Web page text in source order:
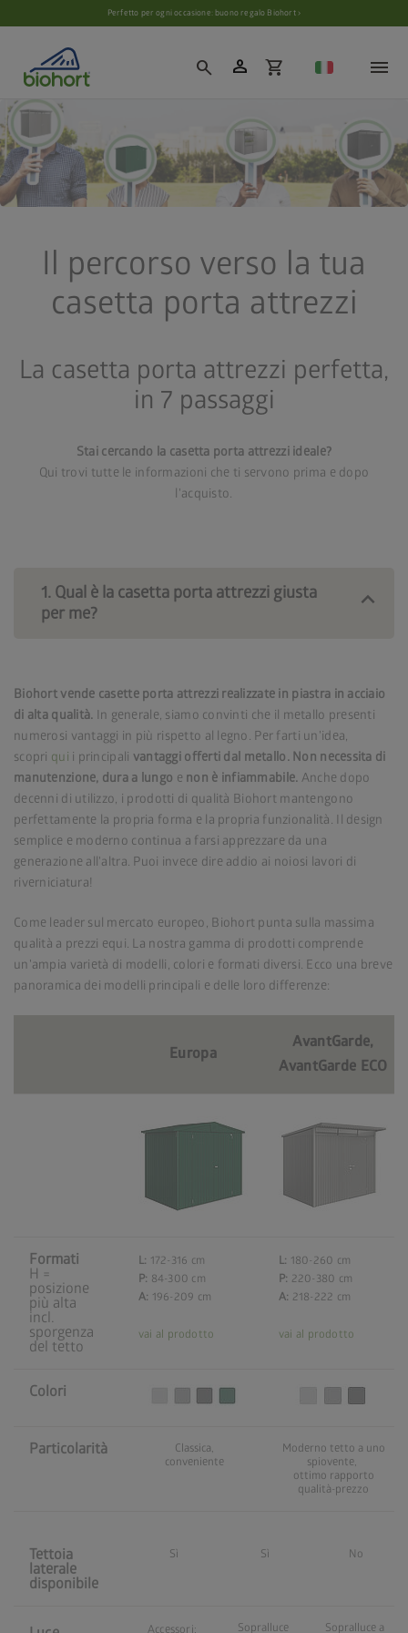
Impostazioni cookiePerfetto per ogni occasione: buono regalo Biohort ›
search person shopping_cart
Il percorso verso la tua
casetta porta attrezzi
La casetta porta attrezzi perfetta,
in 7 passaggi
Stai cercando la casetta porta attrezzi ideale?
Qui trovi tutte le informazioni che ti servono prima e dopo
l'acquisto.
1. Qual è la casetta porta attrezzi giusta
per me?
Biohort vende casette porta attrezzi realizzate in piastra in acciaio
di alta qualità. In generale, siamo convinti che il metallo presenti
numerosi vantaggi in più rispetto al legno. Per farti un'idea,
scopri qui i principali vantaggi offerti dal metallo.Non necessita di
manutenzione, dura a lungo e non è infiammabile. Anche dopo
decenni di utilizzo, i prodotti di qualità Biohort mantengono
perfettamente la propria forma e la propria funzionalità. Il design
semplice e moderno continua a farsi apprezzare da una
generazione all'altra. Puoi invece dire addio ai noiosi lavori di
riverniciatura!
Come leader sul mercato europeo, Biohort punta sulla massima
qualità a prezzi equi. La nostra gamma di prodotti comprende
un'ampia varietà di modelli, colori e formati diversi. Ecco una breve
panoramica dei modelli principali e delle loro differenze:
Europa
AvantGarde,
AvantGarde ECO
Formati
H =
posizione
più alta
incl.
sporgenza
del tetto
L: 172-316 cm
P: 84-300 cm
A: 196-209 cm
vai al prodotto
L: 180-260 cm
P: 220-380 cm
A: 218-222 cm
vai al prodotto
Colori
Particolarità
Classica,
conveniente
Moderno tetto a uno
spiovente,
ottimo rapporto
qualità-prezzo
Tettoia
laterale
disponibile
Sì Sì No
Accessori:
Sopralluce
Sopralluce a